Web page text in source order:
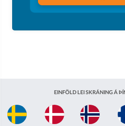
EINFÖLD LEI SKRÁNING Á